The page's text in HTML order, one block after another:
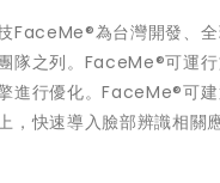
FaceMe®為台灣開發、
隊之列。FaceMe®可運
進行優化。FaceMe®可
，快速導入臉部辨識相關應